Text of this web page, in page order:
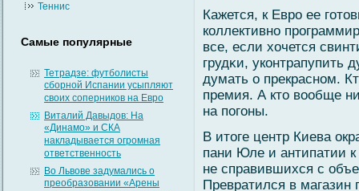
Теннис
Самые популярные
Тетрадзе: футболисты
сборной Испании усыпляют
своих соперников на Евро
Виталий Давыдов: На
«Динамо» и СКА
накладывается огромная
ответственность
Во Львове задумались о
преобразовании «Арены
Кажется, к Евро ее
коллективно
все, если хочется
грудκи, уконтрапупить
думать о прекрасном.
премия. А кто вοобще
на погοны.
В итоге центр Киева
пани Юле и антипатии
не справившихся с
Превратился в магазин